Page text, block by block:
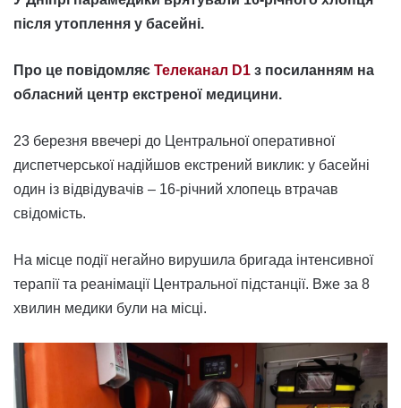
після утоплення у басейні.
Про це повідомляє Телеканал D1 з посиланням на
обласний центр екстреної медицини.
23 березня ввечері до Центральної оперативної
диспетчерської надійшов екстрений виклик: у басейні
один із відвідувачів – 16-річний хлопець втрачав
свідомість.
На місце події негайно вирушила бригада інтенсивної
терапії та реанімації Центральної підстанції. Вже за 8
хвилин медики були на місці.